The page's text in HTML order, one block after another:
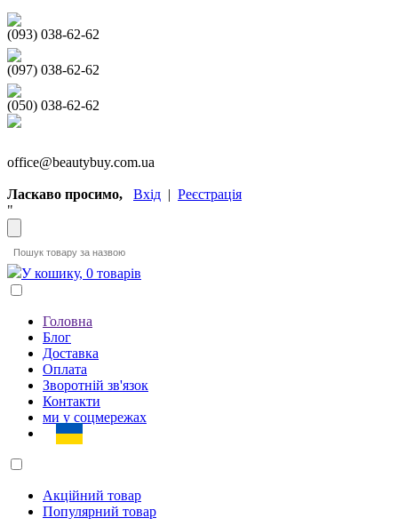
(093) 038-62-62
(097) 038-62-62
(050) 038-62-62
office@beautybuy.com.ua
Ласкаво просимо, Вхід | Реєстрація
"
У кошику, 0 товарів
Головна
Блог
Доставка
Оплата
Зворотній зв'язок
Контакти
ми у соцмережах
Акційний товар
Популярний товар